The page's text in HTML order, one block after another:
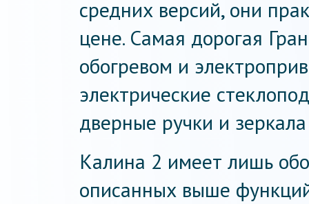
средних версий, они
цене. Самая дорогая
обогревом и
электрические
дверные ручки и
Калина 2 имеет лишь
описанных выше